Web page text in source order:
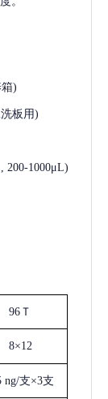
)
板用)
200-1000μL)
96Ｔ
8×12
ng/支×3支